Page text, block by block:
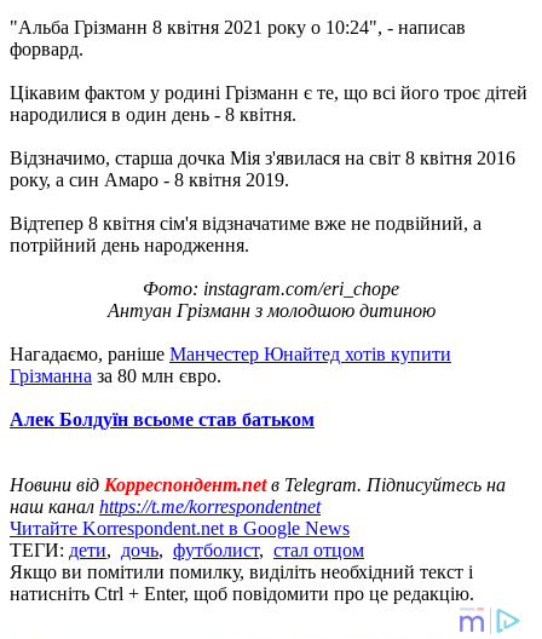
"Альба Грізманн 8 квітня 2021 року о 10:24", - написав
форвард.
Цікавим фактом у родині Грізманн є те, що всі його троє дітей
народилися в один день - 8 квітня.
Відзначимо, старша дочка Мія з'явилася на світ 8 квітня 2016
року, а син Амаро - 8 квітня 2019.
Відтепер 8 квітня сім'я відзначатиме вже не подвійний, а
потрійний день народження.
Фото: instagram.com/eri_chope
Антуан Грізманн з молодшою ​​дитиною
Нагадаємо, раніше Манчестер Юнайтед хотів купити
Грізманна за 80 млн євро.
Алек Болдуїн всьоме став батьком
Новини від Корреспондент.netв Telegram. Підписуйтесь на
наш канал https://t.me/korrespondentnet
Читайте Korrespondent.net в Google News
ТЕГИ: дети, дочь, футболист, стал отцом
Якщо ви помітили помилку, виділіть необхідний текст і
натисніть Ctrl + Enter, щоб повідомити про це редакцію.